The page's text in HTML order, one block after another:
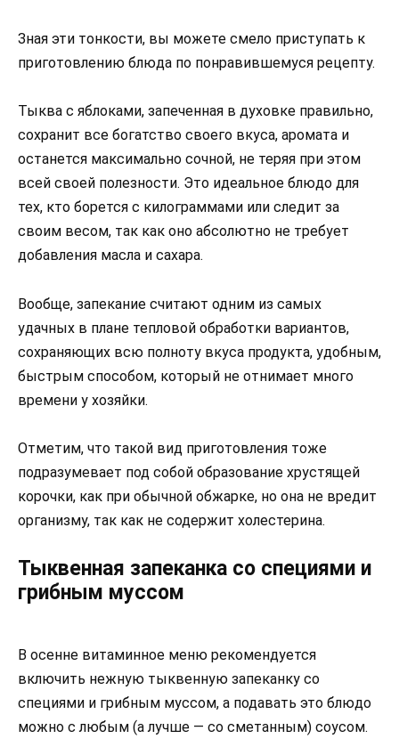
Зная эти тонкости, вы можете смело приступать к
приготовлению блюда по понравившемуся рецепту.
Тыква с яблоками, запеченная в духовке правильно,
сохранит все богатство своего вкуса, аромата и
останется максимально сочной, не теряя при этом
всей своей полезности. Это идеальное блюдо для
тех, кто борется с килограммами или следит за
своим весом, так как оно абсолютно не требует
добавления масла и сахара.
Вообще, запекание считают одним из самых
удачных в плане тепловой обработки вариантов,
сохраняющих всю полноту вкуса продукта, удобным,
быстрым способом, который не отнимает много
времени у хозяйки.
Отметим, что такой вид приготовления тоже
подразумевает под собой образование хрустящей
корочки, как при обычной обжарке, но она не вредит
организму, так как не содержит холестерина.
Тыквенная запеканка со специями и
грибным муссом
В осенне витаминное меню рекомендуется
включить нежную тыквенную запеканку со
специями и грибным муссом, а подавать это блюдо
можно с любым (а лучше — со сметанным) соусом.